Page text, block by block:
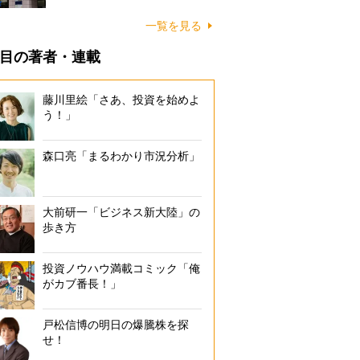
一覧を見る
の著者・連載
藤川里絵「さあ、投資を始めよ
う！」
森口亮「まるわかり市況分析」
大前研一「ビジネス新大陸」の
歩き方
投資ノウハウ満載コミック「俺
がカブ番長！」
戸松信博の明日の爆騰株を探
せ！